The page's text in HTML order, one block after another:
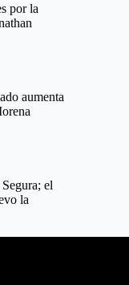
por la
aumenta
el
la